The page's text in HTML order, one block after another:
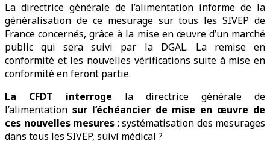
La directrice générale de l’alimentation informe de la
généralisation de ce mesurage sur tous les SIVEP de
France concernés, grâce à la mise en œuvre d’un marché
public qui sera suivi par la DGAL. La remise en
conformité et les nouvelles vérifications suite à mise en
conformité en feront partie.
La CFDT interroge la directrice générale de
l’alimentation sur l’échéancier de mise en œuvre de
ces nouvelles mesures : systématisation des mesurages
dans tous les SIVEP, suivi médical ?